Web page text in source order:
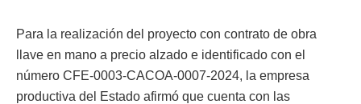
Para la realización del proyecto con contrato de obra
llave en mano a precio alzado e identificado con el
número CFE-0003-CACOA-0007-2024, la empresa
productiva del Estado afirmó que cuenta con las